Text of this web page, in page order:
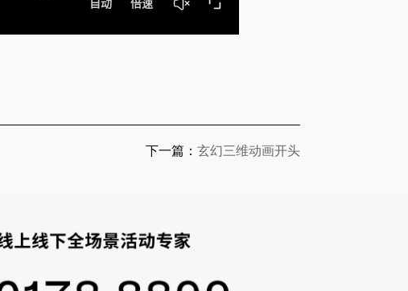
下一篇： 玄幻三维动画开头